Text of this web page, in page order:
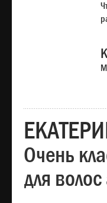
Очень
для волос